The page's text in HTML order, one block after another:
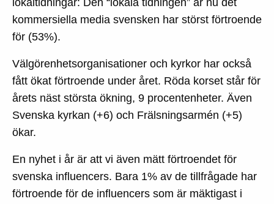
lokaltidningar: Den “lokala tidningen” är nu det
kommersiella media svensken har störst förtroende
för (53%).
Välgörenhetsorganisationer och kyrkor har också
fått ökat förtroende under året. Röda korset står för
årets näst största ökning, 9 procentenheter. Även
Svenska kyrkan (+6) och Frälsningsarmén (+5)
ökar.
En nyhet i år är att vi även mätt förtroendet för
svenska influencers. Bara 1% av de tillfrågade har
förtroende för de influencers som är mäktigast i